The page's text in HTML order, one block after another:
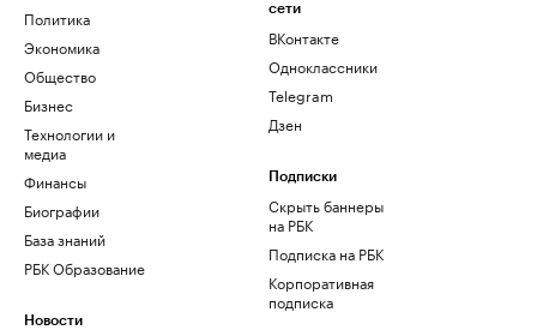
Политика
Экономика
Общество
Бизнес
Технологии и
медиа
Финансы
Биографии
База знаний
РБК Образование
Новости
сети
ВКонтакте
Одноклассники
Telegram
Дзен
Подписки
Скрыть баннеры
на РБК
Подписка на РБК
Корпоративная
подписка